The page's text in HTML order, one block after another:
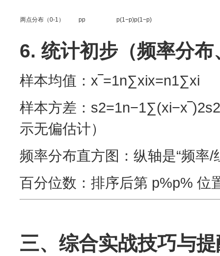
两点分布（0-1） pp p(1−p)p(1−p)
6. 统计初步（频率分
样本均值：x‾=1n∑xix=n1​∑xi​
样本方差：
示无偏估计）
频率分布直方图：纵轴是“频率/
百分位数：排序后第 p%p% 位
三、综合实战技巧与